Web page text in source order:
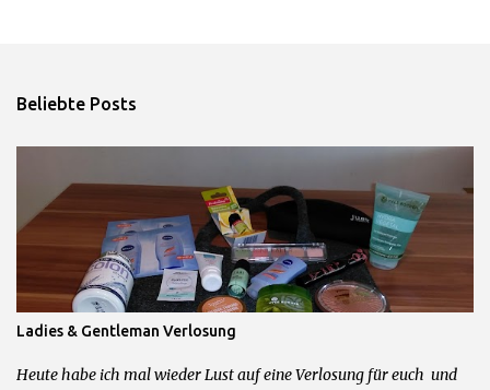
f
n
h
Beliebte Posts
Ladies & Gentleman Verlosung
Heute habe ich mal wieder Lust auf eine Verlosung für euch und